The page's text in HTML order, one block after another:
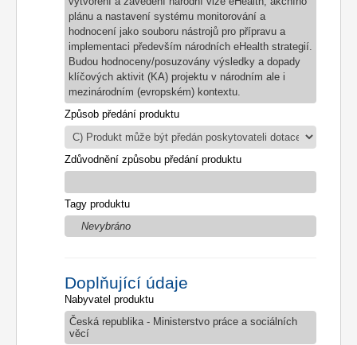
plánu a nastavení systému monitorování a
hodnocení jako souboru nástrojů pro přípravu a
implementaci především národních eHealth strategií.
Budou hodnoceny/posuzovány výsledky a dopady
klíčových aktivit (KA) projektu v národním ale i
mezinárodním (evropském) kontextu.
Způsob předání produktu
Zdůvodnění způsobu předání produktu
Tagy produktu
Nevybráno
Doplňující údaje
Nabyvatel produktu
Česká republika - Ministerstvo práce a sociálních
věcí